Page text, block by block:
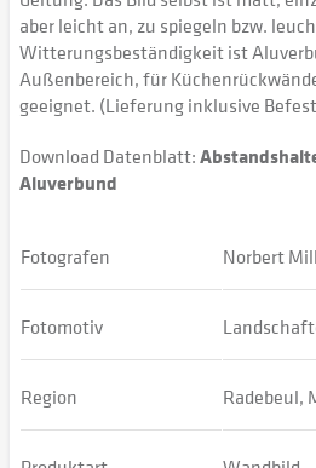
aber leicht an, zu spiegeln bzw.
Witterungsbeständigkeit ist
Außenbereich, für
geeignet. (Lieferung inklusive
Download Datenblatt:
Aluverbund
Fotografen Norbert
Fotomotiv
Region Radebeul,